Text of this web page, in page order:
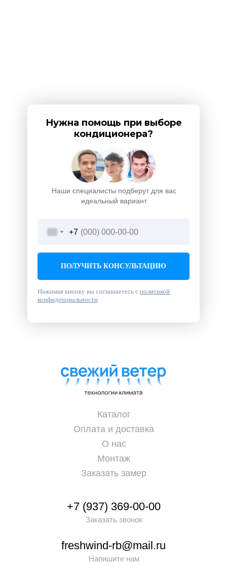
Наши специалисты подберут для вас
идеальный вариант
Нужна помощь при выборе
кондиционера?
+7
ПОЛУЧИТЬ КОНСУЛЬТАЦИЮ
Нажимая кнопку вы соглашаетесь с политикой
конфиденциальности
+7 (937) 369-00-00
Заказать звонок
freshwind-rb@mail.ru
Напишите нам
Каталог
Оплата и доставка
О нас
Монтаж
Заказать замер